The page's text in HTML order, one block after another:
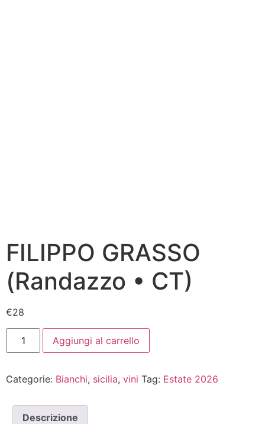
FILIPPO GRASSO
(Randazzo • CT)
€28
Aggiungi al carrello
Categorie: Bianchi, sicilia, vini Tag: Estate 2026
Descrizione